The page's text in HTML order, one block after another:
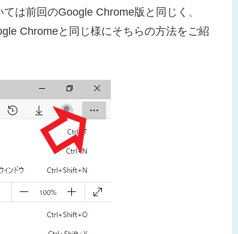
は前回のGoogle Chrome版と同じく、
Chromeと同じ様にそちらの方法をご紹